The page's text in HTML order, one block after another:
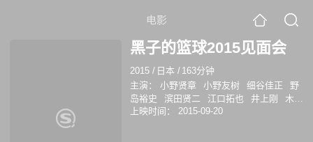
电影
黑子的篮球2015见面会
2015 / 日本 / 163分钟
主演：
小野贤章 小野友树 细谷佳正
野
岛裕史
滨田贤二 江口拓也 井上刚
木村
良平
小野大辅 诹访部顺一
上映时间： 2015-09-20